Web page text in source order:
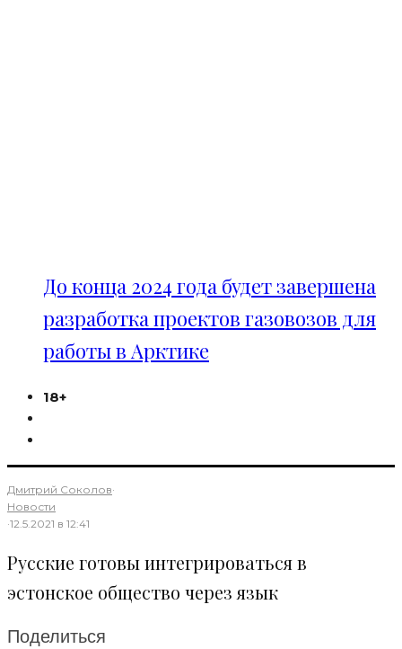
До конца 2024 года будет завершена
разработка проектов газовозов для
работы в Арктике
18+
Дмитрий Соколов·
Новости
·12.5.2021 в 12:41
Русские готовы интегрироваться в
эстонское общество через язык
Поделиться